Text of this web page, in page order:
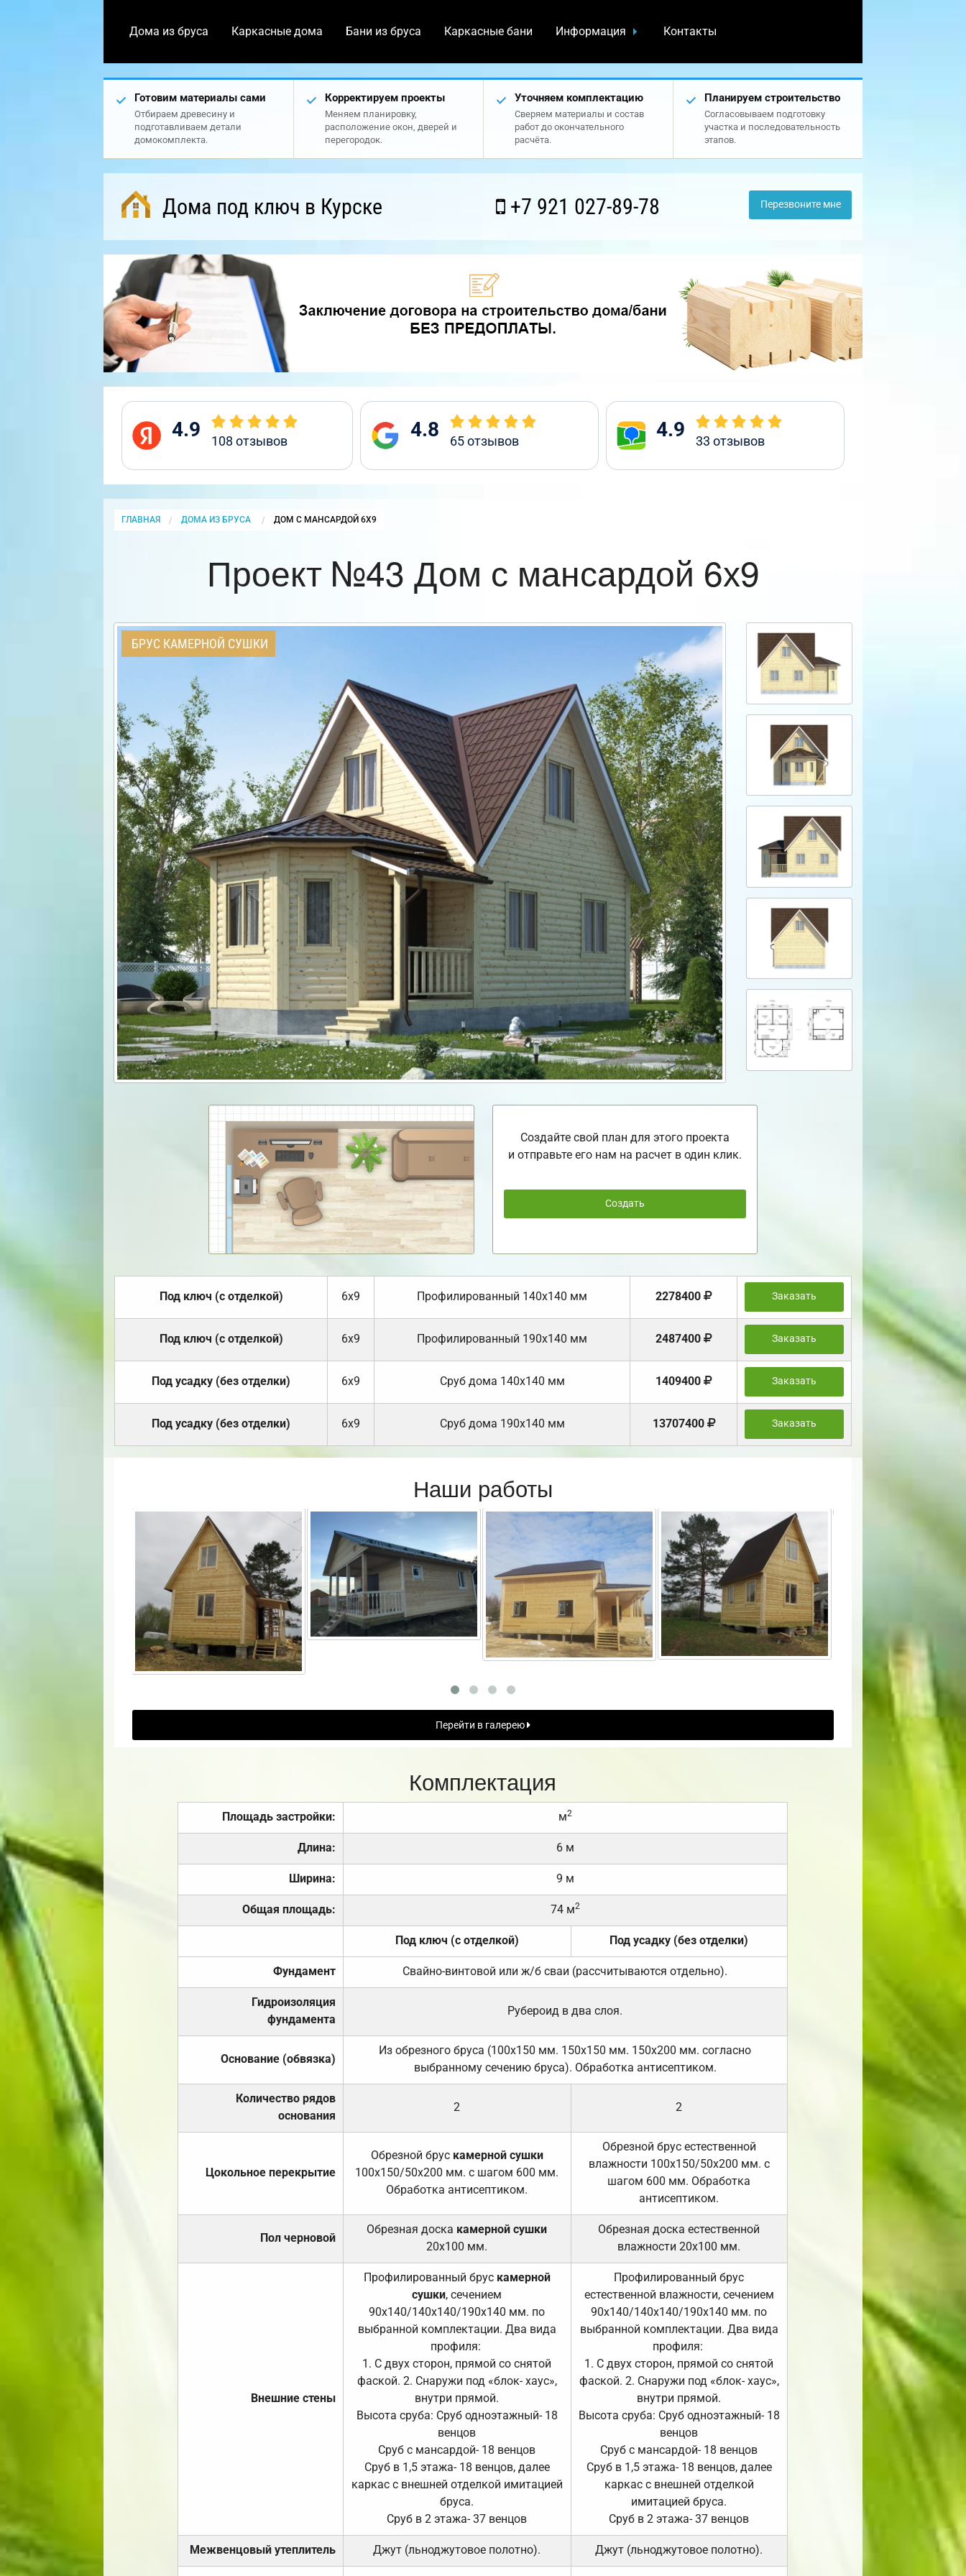
Дома из бруса Каркасные дома Бани из бруса Каркасные бани Информация Контакты
Готовим материалы сами
Отбираем древесину и
подготавливаем детали
домокомплекта.
Корректируем проекты
Меняем планировку,
расположение окон, дверей и
перегородок.
Уточняем комплектацию
Сверяем материалы и состав
работ до окончательного
расчёта.
Планируем строительство
Согласовываем подготовку
участка и последовательность
этапов.
Дома под ключ в Курске +7 921 027-89-78 Перезвоните мне
4.9 108 отзывов 4.8 65отзывов 4.9 33 отзывов
ГЛАВНАЯ ДОМА ИЗ БРУСА CURRENT:
ДОМ С МАНСАРДОЙ 6Х9
Проект №43 Дом с мансардой 6х9
БРУС КАМЕРНОЙ СУШКИ
Создайте свой план для этого проекта
и отправьте его нам на расчет в один клик.
Создать
Под ключ (с отделкой) 6х9 Профилированный 140х140 мм 2278400 Заказать
Под ключ (с отделкой) 6х9 Профилированный 190х140 мм 2487400 Заказать
Под усадку (без отделки) 6х9 Cруб дома 140х140 мм 1409400 Заказать
Под усадку (без отделки) 6х9 Cруб дома 190х140 мм 13707400 Заказать
Наши работы
Перейти в галерею
Комплектация
Площадь застройки: м2
Длина: 6 м
Ширина: 9 м
Общая площадь: 74 м2
Под ключ (с отделкой) Под усадку (без отделки)
Фундамент Свайно-винтовой или ж/б сваи (рассчитываются отдельно).
Гидроизоляция
фундамента
Рубероид в два слоя.
Основание (обвязка)
Из обрезного бруса (100х150 мм. 150х150 мм. 150х200 мм. согласно
выбранному сечению бруса). Обработка антисептиком.
Количество рядов
основания
2 2
Цокольное перекрытие
Обрезной брус камерной сушки
100х150/50х200 мм. с шагом 600 мм.
Обработка антисептиком.
Обрезной брус естественной
влажности 100х150/50х200 мм. с
шагом 600 мм. Обработка
антисептиком.
Пол черновой
Обрезная доска камерной сушки
20х100 мм.
Обрезная доска естественной
влажности 20х100 мм.
Внешние стены
Профилированный брус камерной
сушки, сечением
90х140/140х140/190х140 мм. по
выбранной комплектации. Два вида
профиля:
1. С двух сторон, прямой со снятой
фаской. 2. Снаружи под «блок- хаус»,
внутри прямой.
Высота сруба: Сруб одноэтажный- 18
венцов
Сруб с мансардой- 18 венцов
Сруб в 1,5 этажа- 18 венцов, далее
каркас с внешней отделкой имитацией
бруса.
Сруб в 2 этажа- 37 венцов
Профилированный брус
естественной влажности, сечением
90х140/140х140/190х140 мм. по
выбранной комплектации. Два вида
профиля:
1. С двух сторон, прямой со снятой
фаской. 2. Снаружи под «блок- хаус»,
внутри прямой.
Высота сруба: Сруб одноэтажный- 18
венцов
Сруб с мансардой- 18 венцов
Сруб в 1,5 этажа- 18 венцов, далее
каркас с внешней отделкой
имитацией бруса.
Сруб в 2 этажа- 37 венцов
Межвенцовый утеплитель Джут (льноджутовое полотно). Джут (льноджутовое полотно).